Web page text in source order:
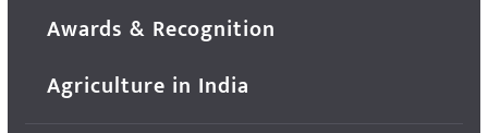
Awards & Recognition
Agriculture in India